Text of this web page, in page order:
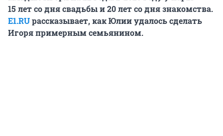
15 летсо дня свадьбы и 20 лет со дня знакомства.
E1.RUрассказывает, как Юлии удалось сделать
Игоря примерным семьянином.